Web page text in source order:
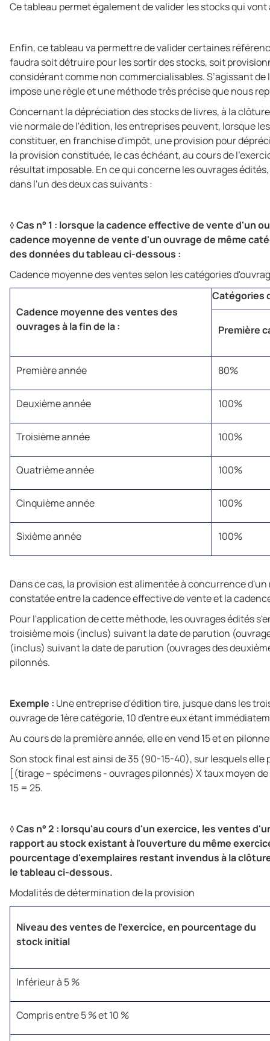
Ce tableau permet également de valider les stocks qui
Enfin, ce tableau va permettre de valider certaines
faudra soit détruire pour les sortir des stocks, soit
considérant comme non commercialisables. S’agissant
impose une règle et une méthode très précise que nous
Concernant la dépréciation des stocks de livres, à la
vie normale de l'édition, les entreprises peuvent, lorsque
constituer, en franchise d'impôt, une provision pour
la provision constituée, le cas échéant, au cours de
résultat imposable. En ce qui concerne les ouvrages
dans l'un des deux cas suivants :
◊Cas n° 1 : lorsque la cadence effective de vente d'un
cadence moyenne de vente d'un ouvrage de même
des données du tableau ci-dessous :
Cadence moyenne des ventes selon les catégories
Cadence moyenne des ventes des
ouvrages à la fin de la :
Catégories
Première
Première année 80%
Deuxième année 100%
Troisième année 100%
Quatrième année 100%
Cinquième année 100%
Sixième année 100%
Dans ce cas, la provision est alimentée à concurrence
constatée entre la cadence effective de vente et la
Pour l'application de cette méthode, les ouvrages édités
troisième mois (inclus) suivant la date de parution
(inclus) suivant la date de parution (ouvrages des
pilonnés.
Exemple : Une entreprise d'édition tire, jusque dans les
ouvrage de 1ère catégorie, 10 d'entre eux étant
Au cours de la première année, elle en vend 15 et en
Son stock final est ainsi de 35 (90-15-40), sur lesquels elle
[(tirage – spécimens - ouvrages pilonnés) X taux moyen
15 = 25.
◊Cas n° 2 : lorsqu'au cours d'un exercice, les ventes
rapport au stock existant à l'ouverture du même
pourcentage d'exemplaires restant invendus à la
le tableau ci-dessous.
Modalités de détermination de la provision
Niveau des ventes de l'exercice, en pourcentage du
stock initial
Inférieur à 5 %
Compris entre 5 % et 10 %